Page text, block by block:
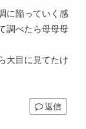
に陥っていく感
調べたら母母母
大目に見てたけ
返信